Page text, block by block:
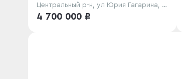
Центральный р-н, ул Юрия Гагарина, д.
87
4 700 000 ₽